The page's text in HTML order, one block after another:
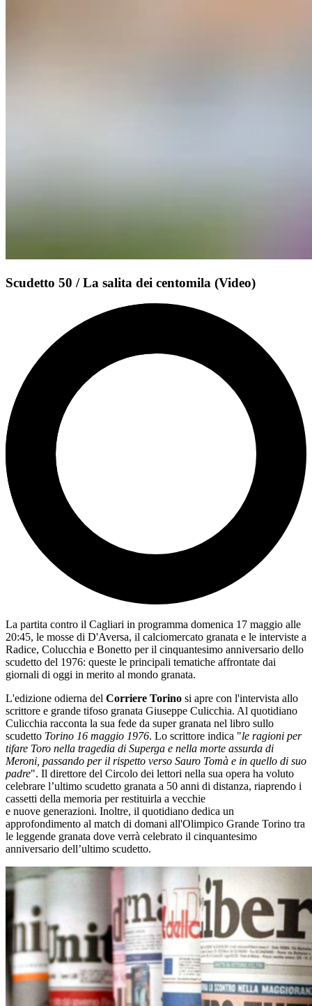
Scudetto 50 / La salita dei centomila (Video)
La partita contro il Cagliari in programma domenica 17 maggio alle
20:45, le mosse di D'Aversa, il calciomercato granata e le interviste a
Radice, Colucchia e Bonetto per il cinquantesimo anniversario dello
scudetto del 1976: queste le principali tematiche affrontate dai
giornali di oggi in merito al mondo granata.
L'edizione odierna del Corriere Torino si apre con l'intervista allo
scrittore e grande tifoso granata Giuseppe Culicchia. Al quotidiano
Culicchia racconta la sua fede da super granata nel libro sullo
scudetto Torino 16 maggio 1976. Lo scrittore indica "le ragioni per
tifare Toro nella tragedia di Superga e nella morte assurda di
Meroni, passando per il rispetto verso Sauro Tomà e in quello di suo
padre". Il direttore del Circolo dei lettori nella sua opera ha voluto
celebrare l’ultimo scudetto granata a 50 anni di distanza, riaprendo i
cassetti della memoria per restituirla a vecchie
e nuove generazioni. Inoltre, il quotidiano dedica un
approfondimento al match di domani all'Olimpico Grande Torino tra
le leggende granata dove verrà celebrato il cinquantesimo
anniversario dell’ultimo scudetto.